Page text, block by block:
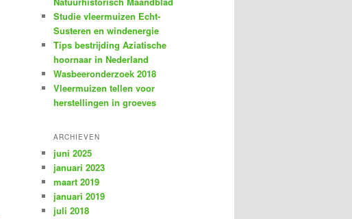
Studie vleermuizen Echt-
Susteren en windenergie
Tips bestrijding Aziatische
hoornaar in Nederland
Wasbeeronderzoek 2018
Vleermuizen tellen voor
herstellingen in groeves
ARCHIEVEN
juni 2025
januari 2023
maart 2019
januari 2019
juli 2018